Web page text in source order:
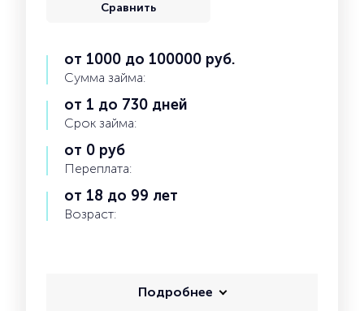
Сравнить
от 1000 до 100000 руб.
Сумма займа:
от 1 до 730 дней
Срок займа:
от 0 руб
Переплата:
от 18 до 99 лет
Возраст:
Подробнее